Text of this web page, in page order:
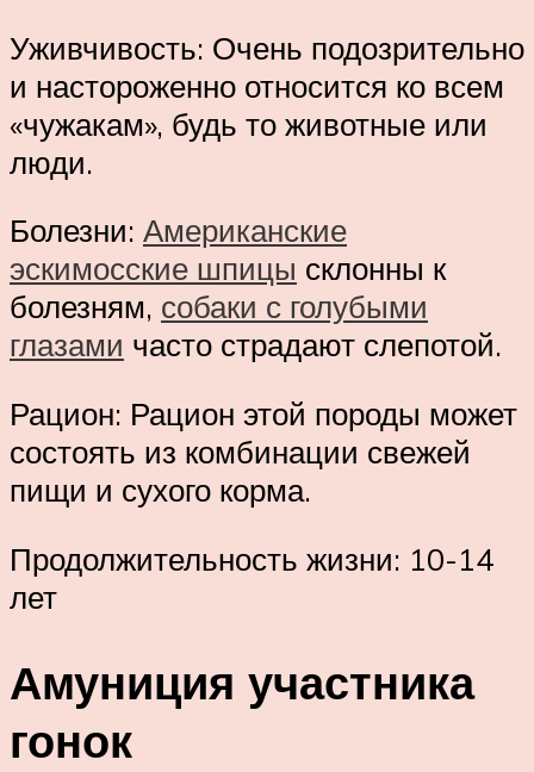
Уживчивость: Очень подозрительно
и настороженно относится ко всем
«чужакам», будь то животные или
люди.
Болезни: Американские
эскимосские шпицы склонны к
болезням, собаки с голубыми
глазами часто страдают слепотой.
Рацион: Рацион этой породы может
состоять из комбинации свежей
пищи и сухого корма.
Продолжительность жизни: 10-14
лет
Амуниция участника
гонок